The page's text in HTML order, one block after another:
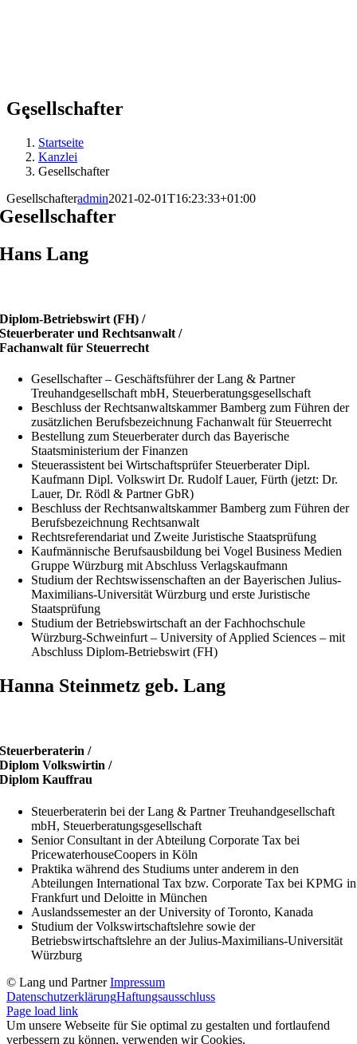
Gesellschafter
Startseite
Kanzlei
Gesellschafter
Gesellschafteradmin2021-02-01T16:23:33+01:00
Gesellschafter
Hans Lang
Diplom-Betriebswirt (FH) /
Steuerberater und Rechtsanwalt /
Fachanwalt für Steuerrecht
Gesellschafter – Geschäftsführer der Lang & Partner
Treuhandgesellschaft mbH, Steuerberatungsgesellschaft
Beschluss der Rechtsanwaltskammer Bamberg zum Führen der
zusätzlichen Berufsbezeichnung Fachanwalt für Steuerrecht
Bestellung zum Steuerberater durch das Bayerische
Staatsministerium der Finanzen
Steuerassistent bei Wirtschaftsprüfer Steuerberater Dipl.
Kaufmann Dipl. Volkswirt Dr. Rudolf Lauer, Fürth (jetzt: Dr.
Lauer, Dr. Rödl & Partner GbR)
Beschluss der Rechtsanwaltskammer Bamberg zum Führen der
Berufsbezeichnung Rechtsanwalt
Rechtsreferendariat und Zweite Juristische Staatsprüfung
Kaufmännische Berufsausbildung bei Vogel Business Medien
Gruppe Würzburg mit Abschluss Verlagskaufmann
Studium der Rechtswissenschaften an der Bayerischen Julius-
Maximilians-Universität Würzburg und erste Juristische
Staatsprüfung
Studium der Betriebswirtschaft an der Fachhochschule
Würzburg-Schweinfurt – University of Applied Sciences – mit
Abschluss Diplom-Betriebswirt (FH)
Hanna Steinmetz geb. Lang
Steuerberaterin /
Diplom Volkswirtin /
Diplom Kauffrau
Steuerberaterin bei der Lang & Partner Treuhandgesellschaft
mbH, Steuerberatungsgesellschaft
Senior Consultant in der Abteilung Corporate Tax bei
PricewaterhouseCoopers in Köln
Praktika während des Studiums unter anderem in den
Abteilungen International Tax bzw. Corporate Tax bei KPMG in
Frankfurt und Deloitte in München
Auslandssemester an der University of Toronto, Kanada
Studium der Volkswirtschaftslehre sowie der
Betriebswirtschaftslehre an der Julius-Maximilians-Universität
Würzburg
© Lang und PartnerImpressum
DatenschutzerklärungHaftungsausschluss
Page load link
Um unsere Webseite für Sie optimal zu gestalten und fortlaufend
verbessern zu können, verwenden wir Cookies.